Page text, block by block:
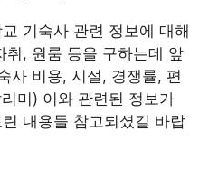
기숙사 관련 정보에 대해
취, 원룸 등을 구하는데 앞
사 비용, 시설, 경쟁률, 편
미) 이와 관련된 정보가
내용들 참고되셨길 바랍